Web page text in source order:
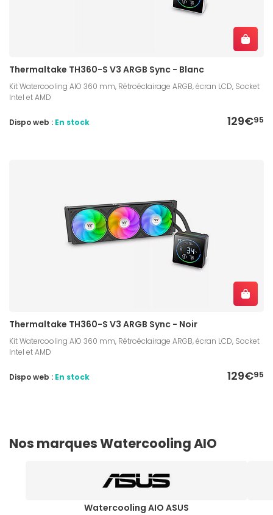
Thermaltake TH360-S V3 ARGB Sync - Blanc
Kit Watercooling AIO 360 mm, Rétroéclairage ARGB, écran LCD, Socket
Intel et AMD
129€95
Dispo web : En stock
Thermaltake TH360-S V3 ARGB Sync - Noir
Kit Watercooling AIO 360 mm, Rétroéclairage ARGB, écran LCD, Socket
Intel et AMD
129€95
Dispo web : En stock
Nos marques Watercooling AIO
Watercooling AIO ASUS